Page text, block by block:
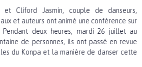
et Cliford Jasmin, couple de danseurs,
et auteurs ont animé une conférence sur
Pendant deux heures, mardi 26 juillet au
de personnes, ils ont passé en revue
du Konpa et la manière de danser cette